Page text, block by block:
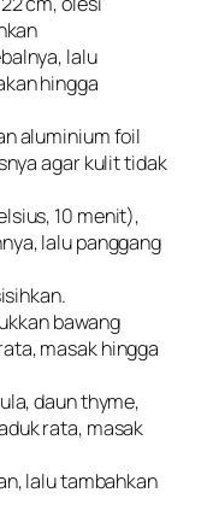
lalu
hingga
aluminium foil
agar kulit tidak
10 menit),
lalu panggang
bawang
masak hingga
daun thyme,
rata, masak
lalu tambahkan